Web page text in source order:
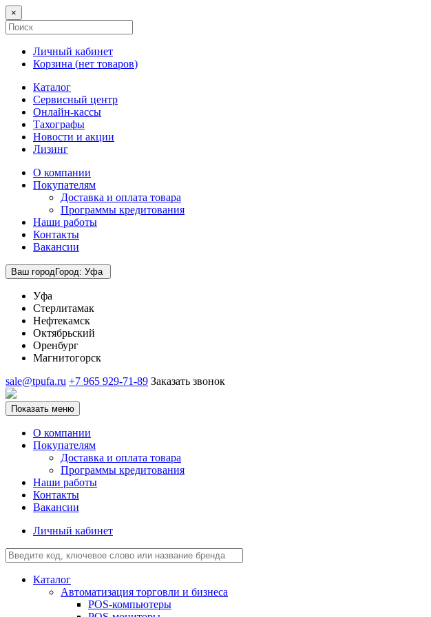
×
Личный кабинет
Корзина (нет товаров)
Каталог
Сервисный центр
Онлайн-кассы
Тахографы
Новости и акции
Лизинг
О компании
Покупателям
Доставка и оплата товара
Программы кредитования
Наши работы
Контакты
Вакансии
Ваш городГород: Уфа
Уфа
Стерлитамак
Нефтекамск
Октябрьский
Оренбург
Магнитогорск
sale@tpufa.ru +7 965 929-71-89 Заказать звонок
Показать меню
О компании
Покупателям
Доставка и оплата товара
Программы кредитования
Наши работы
Контакты
Вакансии
Личный кабинет
Каталог
Автоматизация торговли и бизнеса
POS-компьютеры